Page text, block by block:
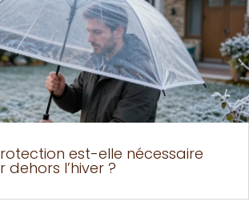
est-elle nécessaire
dehors l’hiver ?